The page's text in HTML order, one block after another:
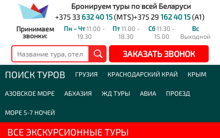
Бронируем туры по всей Беларуси
+375 33 632 40 15(MTS)+375 29 162 40 15(A1)
Принимаем
звонки:
Пн - Чт11.00 -
19.30
Пт11.00 -
18.30
Сб11.30 -
15.00
Вс
Выходной
ЗАКАЗАТЬ ЗВОНОК
ПОИСК ТУРОВ ГРУЗИЯ КРАСНОДАРСКИЙ КРАЙ КРЫМ
АЗОВСКОЕ МОРЕ АБХАЗИЯ ЖД ТУРЫ АВИА ПРОЕЗД
МОРЕ 5-7 НОЧЕЙ
ВСЕ ЭКСКУРСИОННЫЕ ТУРЫ